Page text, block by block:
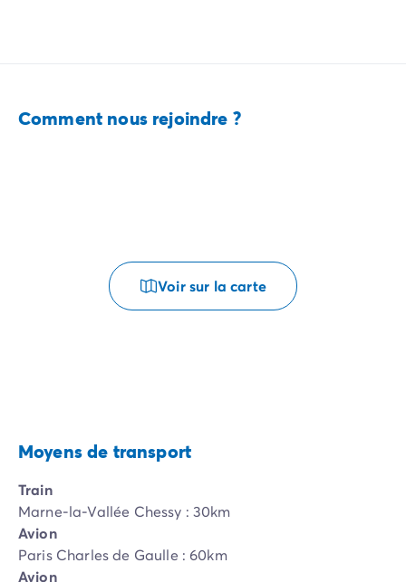
Comment nous rejoindre ?
Voir sur la carte
Moyens de transport
Train
Marne-la-Vallée Chessy : 30km
Avion
Paris Charles de Gaulle : 60km
Avion